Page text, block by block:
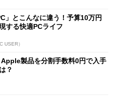
」とこんなに違う！予算10万円
する快適PCライフ
USER）
製品を分割手数料0円で入手
？